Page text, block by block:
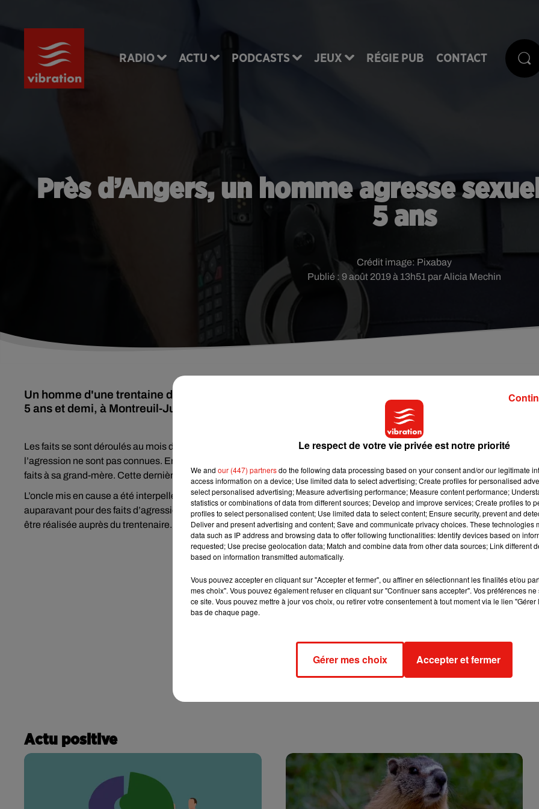
RADIO ACTU PODCASTS JEUX RÉGIE PUB CONTACT
Près d’Angers, un homme agresse
5 ans
Publié : 9 août 2019 à 13h51 par Alicia Mechin
Crédit image: Pixabay
Un homme d'une trentaine d'années est soupçonné d'avoir agressé sexuellement sa nièce, âgée
5 ans et demi, à Montreuil-Juigné, près d'Angers, en juillet dernier. Il sera jugé en octobre prochain.
Les faits se sont déroulés au mois de juillet, chez la grand-mère maternelle de la fillette. Les circonstances et les détails de
l’agression ne sont pas connues. En revanche, comme le souligne
faits à sa grand-mère. Cette dernière a alors alerté les parents de la fillette.
L’oncle mis en cause a été interpellé et déféré le jeudi 8 août 2019 devant le parquet d’Angers. Il a déjà été condamné
auparavant pour des faits d’agression sexuelle. Il sera jugé le 2 octobre 2019. Avant cela, une expertise psychiatrique
être réalisée auprès du trentenaire.
Actu positive
Le respect de votre vie privée est notre priorité
We and our (447) partnersdo the following data processing based on your consent and/or our legitimate
access information on a device; Use limited data to select advertising; Create profiles for personalised
select personalised advertising; Measure advertising performance; Measure content performance;
statistics or combinations of data from different sources; Develop and improve services; Create profiles to
profiles to select personalised content; Use limited data to select content; Ensure security, prevent and
Deliver and present advertising and content; Save and communicate privacy choices. These technologies
data such as IP address and browsing data to offer following functionalities: Identify devices based on
requested; Use precise geolocation data; Match and combine data from other data sources; Link different
based on information transmitted automatically.
Vous pouvez accepter en cliquant sur "Accepter et fermer", ou affiner en sélectionnant les finalités et/ou
mes choix". Vous pouvez également refuser en cliquant sur "Continuer sans accepter". Vos préférences
ce site. Vous pouvez mettre à jour vos choix, ou retirer votre consentement à tout moment via le lien
bas de chaque page.
Gérer mes choix Accepter et fermer